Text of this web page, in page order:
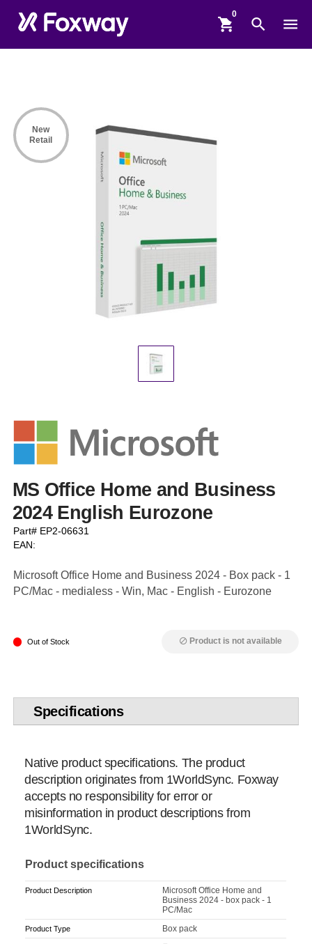
shopping_cart search menu
MS Office Home and Business
2024 English Eurozone
Part# EP2-06631
EAN:
Microsoft Office Home and Business 2024 - Box pack - 1
PC/Mac - medialess - Win, Mac - English - Eurozone
Out of Stock block Product is not available
New
Retail
Specifications
Native product specifications. The product
description originates from 1WorldSync. Foxway
accepts no responsibility for error or
misinformation in product descriptions from
1WorldSync.
Product specifications
Product Description
Microsoft Office Home and
Business 2024 - box pack - 1
PC/Mac
Product Type Box pack